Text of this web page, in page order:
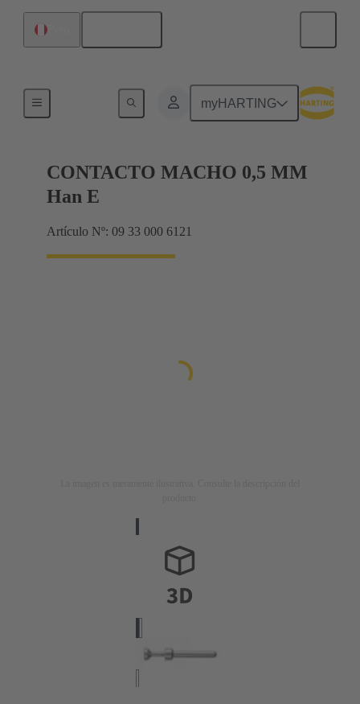
myHARTING
CONTACTO MACHO 0,5 MM
Han E
Artículo Nº: 09 33 000 6121